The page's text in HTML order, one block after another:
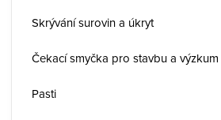
Skrývání surovin a úkryt
Čekací smyčka pro stavbu a výzkum
Pasti